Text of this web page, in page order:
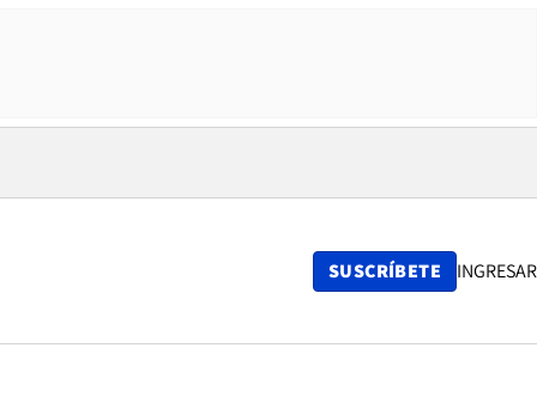
SUSCRÍBETE INGRESAR